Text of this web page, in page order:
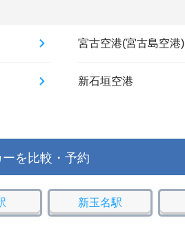
宮古空港(宮古島空港)
新石垣空港
を比較・予約
新玉名駅